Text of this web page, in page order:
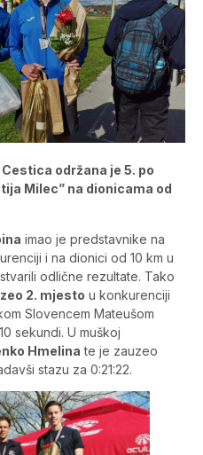
održana je 5. po
Milec” na dionicama od
imao je predstavnike na
i na dionici od 10 km u
odlične rezultate. Tako
2. mjesto u konkurenciji
Slovencem Mateušom
sekundi. U muškoj
Hmelina te je zauzeo
stazu za 0:21:22.